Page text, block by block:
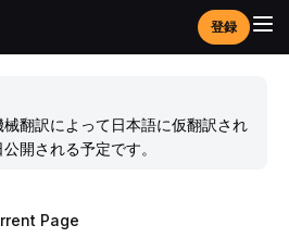
登録
翻訳によって日本語に仮翻訳され
開される予定です。
Page